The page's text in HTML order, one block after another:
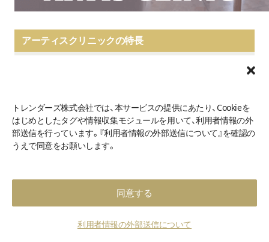
トレンダーズ株式会社では、本サービスの提供にあたり、Cookieを
はじめとしたタグや情報収集モジュールを用いて、利用者情報の外
部送信を行っています。『利用者情報の外部送信について』を確認の
うえで同意をお願いします。
同意する
利用者情報の外部送信について
アーティスクリニックの特長
院長がカウンセリングからアフターフォローまで対応
アーティスクリニックは目の施術を得意とするクリニックで
す。
クマ取りを受けたあとのダウンタイムをできるだけ短くした
い人におすすめです。